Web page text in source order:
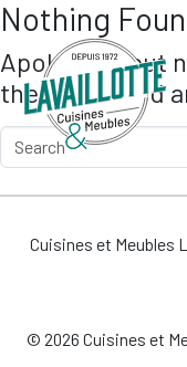
Skip to main content
Nothing
Apologies, but
the requested
Cuisines et Meubles
© 2026 Cuisines et